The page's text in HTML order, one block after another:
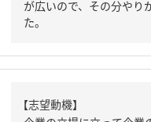
が広いので、その分やり
た。
【志望動機】